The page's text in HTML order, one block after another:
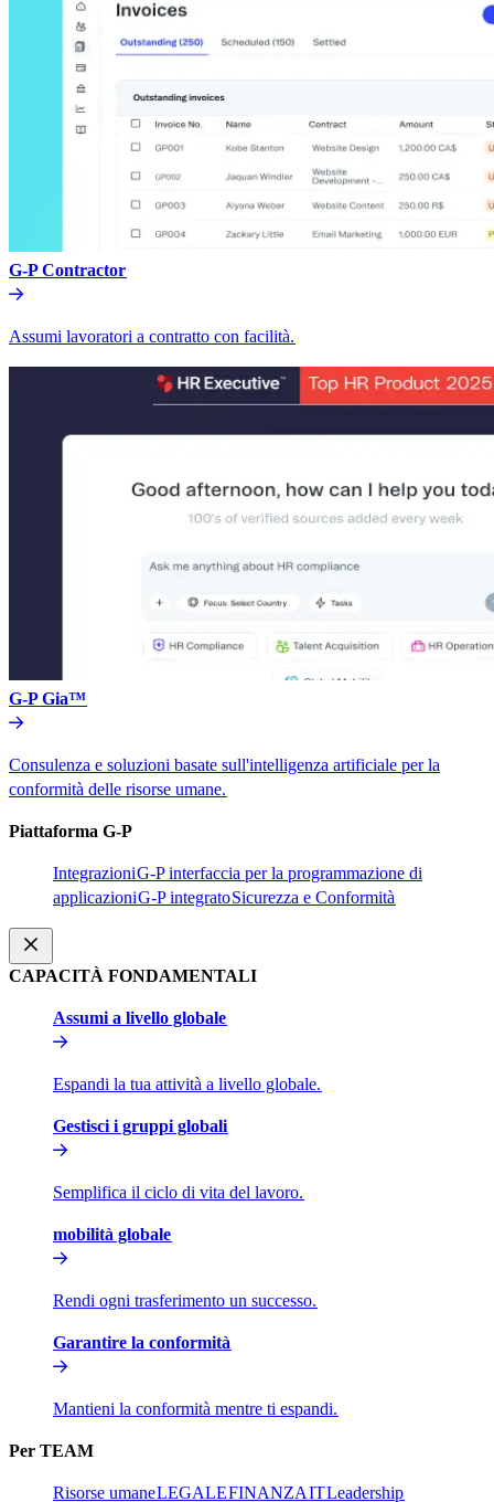
G-P Contractor​​
Assumi lavoratori a contratto con facilità.​​
G-P Gia™​​
Consulenza e soluzioni basate sull'intelligenza artificiale per la
conformità delle risorse umane.​​
Piattaforma G-P​​
Integrazioni​​G-P interfaccia per la programmazione di
applicazioni​​G-P integrato​​Sicurezza e Conformità​​
CAPACITÀ FONDAMENTALI​​
Assumi a livello globale​​
Espandi la tua attività a livello globale.​​
Gestisci i gruppi globali​​
Semplifica il ciclo di vita del lavoro.​​
mobilità globale​​
Rendi ogni trasferimento un successo.​​
Garantire la conformità​​
Mantieni la conformità mentre ti espandi.​​
Per TEAM​​
Risorse umane​​LEGALE​​FINANZA​​IT​​Leadership​​